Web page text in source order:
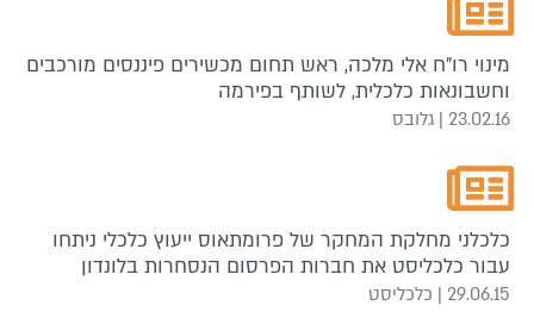
מינוי רו"ח אלי מלכה, ראש תחום מכשירים פיננסים מורכבים
וחשבונאות כלכלית, לשותף בפירמה
23.02.16 | גלובס
כלכלני מחלקת המחקר של פרומתאוס ייעוץ כלכלי ניתחו
עבור כלכליסט את חברות הפרסום הנסחרות בלונדון
29.06.15 | כלכליסט